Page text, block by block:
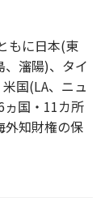
もに日本(東
瀋陽)、タイ
国(LA、ニュ
国・11カ所
外知財権の保